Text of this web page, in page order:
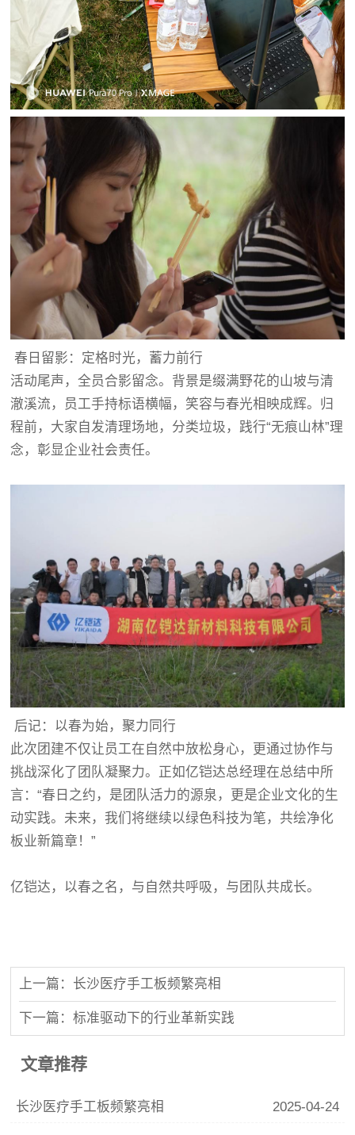
春日留影：定格时光，蓄力前行
活动尾声，全员合影留念。背景是缀满野花的山坡与清
澈溪流，员工手持标语横幅，笑容与春光相映成辉。归
程前，大家自发清理场地，分类垃圾，践行“无痕山林”理
念，彰显企业社会责任。
后记：以春为始，聚力同行
此次团建不仅让员工在自然中放松身心，更通过协作与
挑战深化了团队凝聚力。正如亿铠达总经理在总结中所
言：“春日之约，是团队活力的源泉，更是企业文化的生
动实践。未来，我们将继续以绿色科技为笔，共绘净化
板业新篇章！”
亿铠达 ，以春之名，与自然共呼吸，与团队共成长。
上一篇：长沙医疗手工板频繁亮相
下一篇：标准驱动下的行业革新实践
文章推荐
长沙医疗手工板频繁亮相 2025-04-24